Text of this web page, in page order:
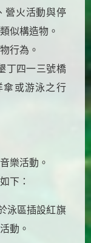
營火活動與停
似構造物。
行為。
丁四一三號橋
傘或游泳之行
樂活動。
下：
泳區插設紅旗
動。